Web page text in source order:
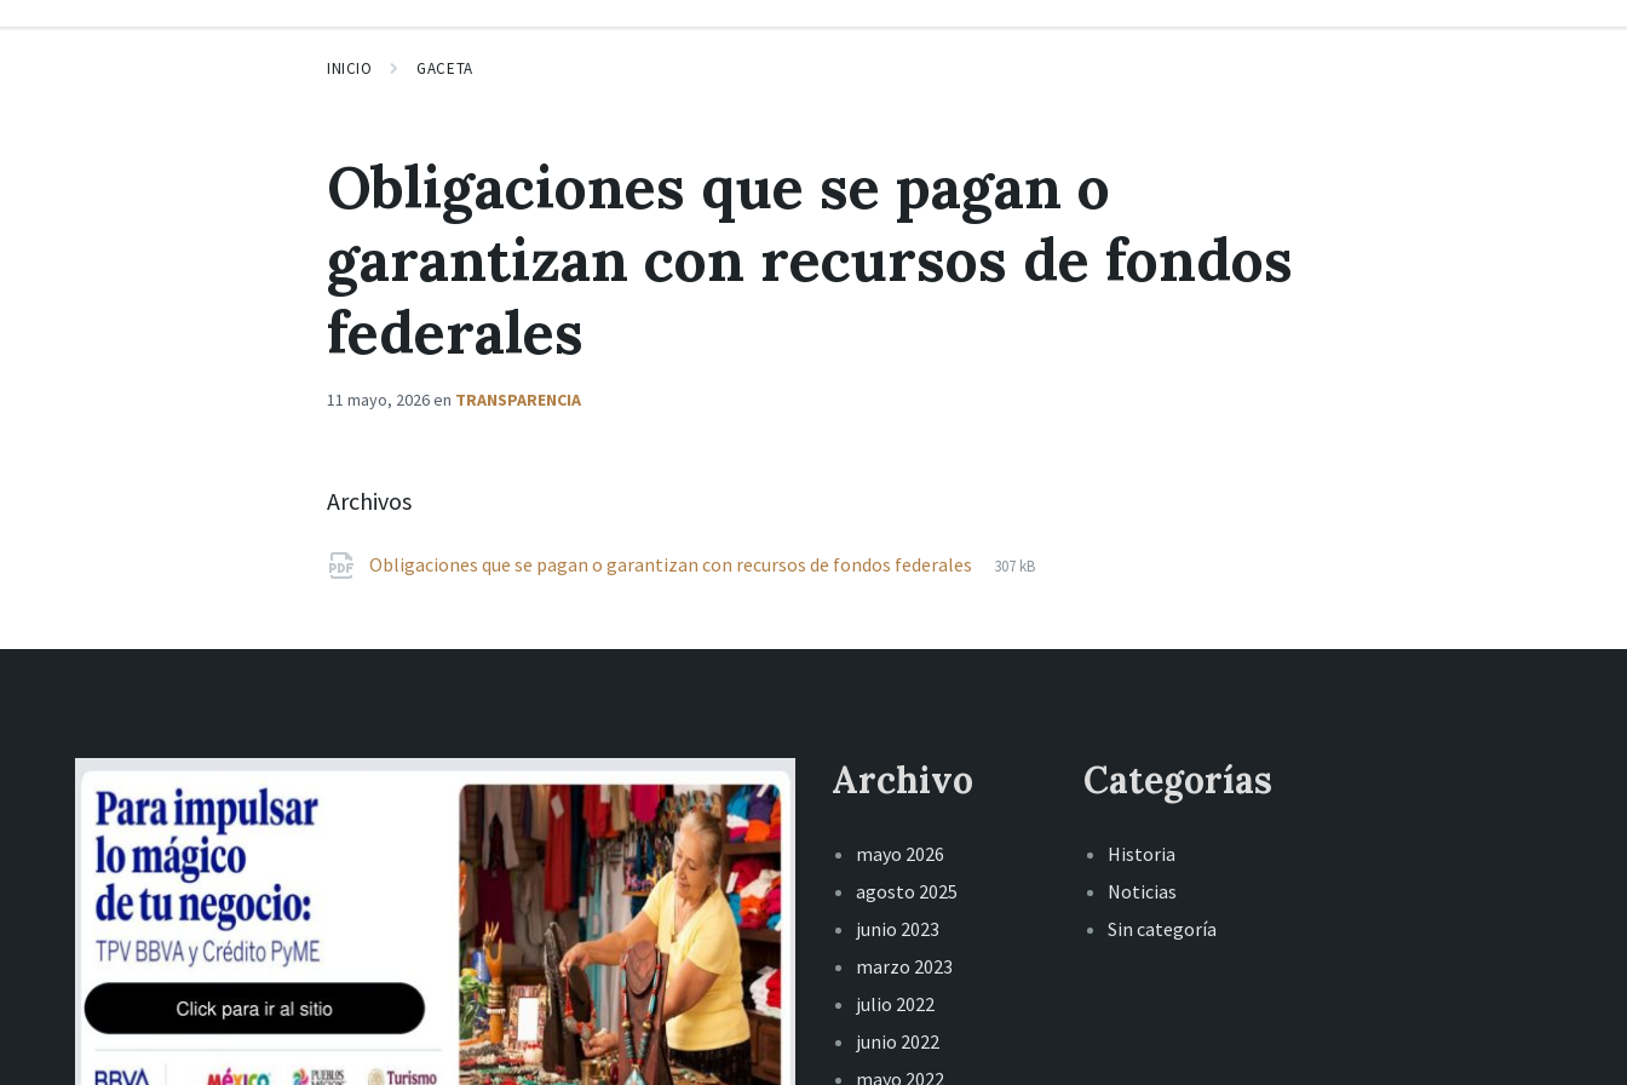
INICIO GACETA
Obligaciones que se pagan o
garantizan con recursos de fondos
federales
11 mayo, 2026en TRANSPARENCIA
Archivos
Obligaciones que se pagan o garantizan con recursos de fondos federales
File
pdf
File
307 kB
Archivo
mayo 2026
agosto 2025
junio 2023
marzo 2023
julio 2022
junio 2022
mayo 2022
Categorías
Historia
Noticias
Sin categoría